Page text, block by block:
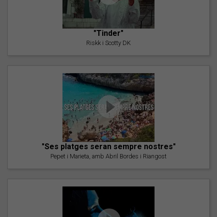
"Tinder"
Riskk i Scotty DK
"Ses platges seran sempre nostres"
Pepet i Marieta, amb Abril Bordes i Riangost